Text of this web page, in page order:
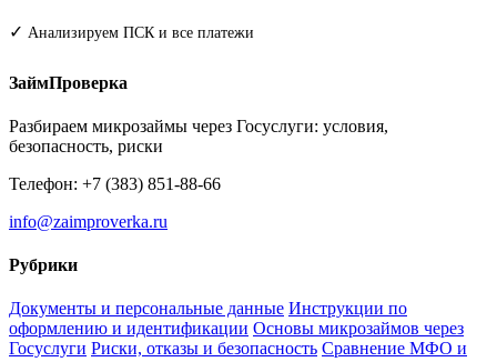
✓ Анализируем ПСК и все платежи
ЗаймПроверка
Разбираем микрозаймы через Госуслуги: условия,
безопасность, риски
Телефон: +7 (383) 851-88-66
info@zaimproverka.ru
Рубрики
Документы и персональные данные Инструкции по
оформлению и идентификации Основы микрозаймов через
Госуслуги Риски, отказы и безопасность Сравнение МФО и